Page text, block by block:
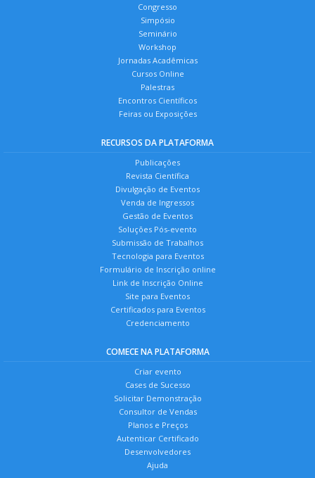
Congresso
Simpósio
Seminário
Workshop
Jornadas Acadêmicas
Cursos Online
Palestras
Encontros Científicos
Feiras ou Exposições
RECURSOS DA PLATAFORMA
Publicações
Revista Científica
Divulgação de Eventos
Venda de Ingressos
Gestão de Eventos
Soluções Pós-evento
Submissão de Trabalhos
Tecnologia para Eventos
Formulário de Inscrição online
Link de Inscrição Online
Site para Eventos
Certificados para Eventos
Credenciamento
COMECE NA PLATAFORMA
Criar evento
Cases de Sucesso
Solicitar Demonstração
Consultor de Vendas
Planos e Preços
Autenticar Certificado
Desenvolvedores
Ajuda